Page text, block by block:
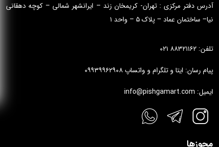
آدرس دفتر مرکزی : تهران- کریمخان زند – ایرانشهر شمالی – کوچه دهقانی
نیا– ساختمان عماد – پلاک ۵ – واحد ۱
تلفن: ۸۸۳۲۱۱۶۲ ۰۲۱
پیام رسان: ایتا و تلگرام و واتساپ ۰۹۹۳۹۹۶۲۹۰۸
ایمیل: info@pishgamart.com
مجوزها